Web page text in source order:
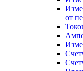
от